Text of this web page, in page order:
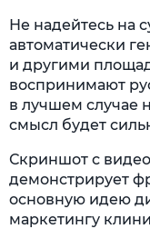
Не надейтесь на
автоматически
и другими
воспринимают
в лучшем случае
смысл будет
Скриншот с
демонстрирует
основную идею
маркетингу